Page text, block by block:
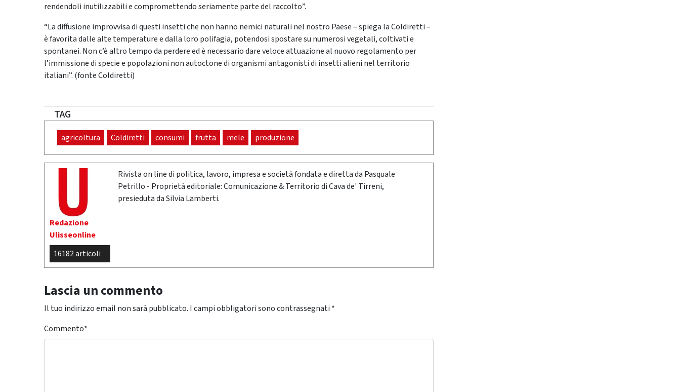
rendendoli inutilizzabili e compromettendo seriamente parte del raccolto”.
“La diffusione improvvisa di questi insetti che non hanno nemici naturali nel nostro Paese – spiega la Coldiretti –
è favorita dalle alte temperature e dalla loro polifagia, potendosi spostare su numerosi vegetali, coltivati e
spontanei. Non c’è altro tempo da perdere ed è necessario dare veloce attuazione al nuovo regolamento per
l’immissione di specie e popolazioni non autoctone di organismi antagonisti di insetti alieni nel territorio
italiani”. (fonte Coldiretti)
TAG
agricoltura Coldiretti consumi frutta mele produzione
Redazione
Ulisseonline
16182 articoli
Rivista on line di politica, lavoro, impresa e società fondata e diretta da Pasquale
Petrillo - Proprietà editoriale: Comunicazione & Territorio di Cava de' Tirreni,
presieduta da Silvia Lamberti.
Lascia un commento
Il tuo indirizzo email non sarà pubblicato. I campi obbligatori sono contrassegnati *
Commento*